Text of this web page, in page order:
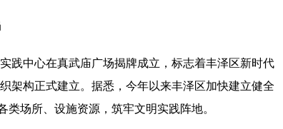
践中心在真武庙广场揭牌成立，标志着丰泽区新时代
架构正式建立。据悉，今年以来丰泽区加快建立健全
场所、设施资源，筑牢文明实践阵地。